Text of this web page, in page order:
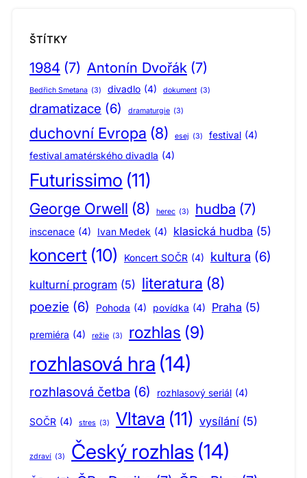
ŠTÍTKY
1984 (7) Antonín Dvořák (7)
Bedřich Smetana (3) divadlo (4) dokument (3)
dramatizace (6) dramaturgie (3)
duchovní Evropa (8) esej (3) festival (4)
festival amatérského divadla (4)
Futurissimo (11)
George Orwell (8) herec (3) hudba (7)
inscenace (4) Ivan Medek (4) klasická hudba (5)
koncert (10) Koncert SOČR (4) kultura (6)
kulturní program (5) literatura (8)
poezie (6) Pohoda (4) povídka (4) Praha (5)
premiéra (4) režie (3) rozhlas (9)
rozhlasová hra (14)
rozhlasová četba (6) rozhlasový seriál (4)
SOČR (4) stres (3) Vltava (11) vysílání (5)
zdraví (3) Český rozhlas (14)